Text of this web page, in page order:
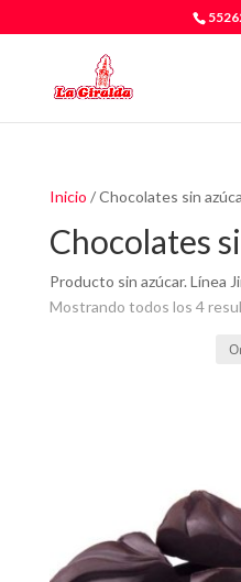
Inicio / Chocolates sin
Chocolates
Producto sin azúcar. Línea
Mostrando todos los 4